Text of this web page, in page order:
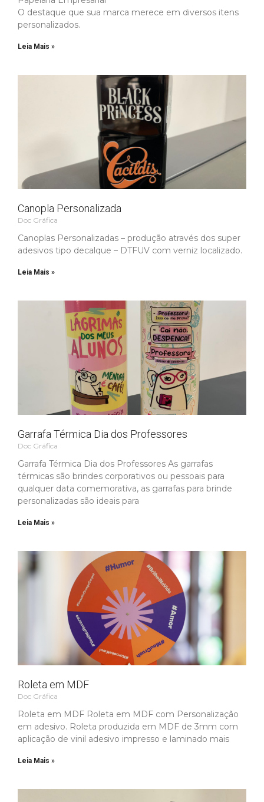
O destaque que sua marca merece em diversos itens
personalizados.
Leia Mais »
Canopla Personalizada
Doc Gráfica
Canoplas Personalizadas – produção através dos super
adesivos tipo decalque – DTFUV com verniz localizado.
Leia Mais »
Garrafa Térmica Dia dos Professores
Doc Gráfica
Garrafa Térmica Dia dos Professores As garrafas
térmicas são brindes corporativos ou pessoais para
qualquer data comemorativa, as garrafas para brinde
personalizadas são ideais para
Leia Mais »
Roleta em MDF
Doc Gráfica
Roleta em MDF Roleta em MDF com Personalização
em adesivo. Roleta produzida em MDF de 3mm com
aplicação de vinil adesivo impresso e laminado mais
Leia Mais »